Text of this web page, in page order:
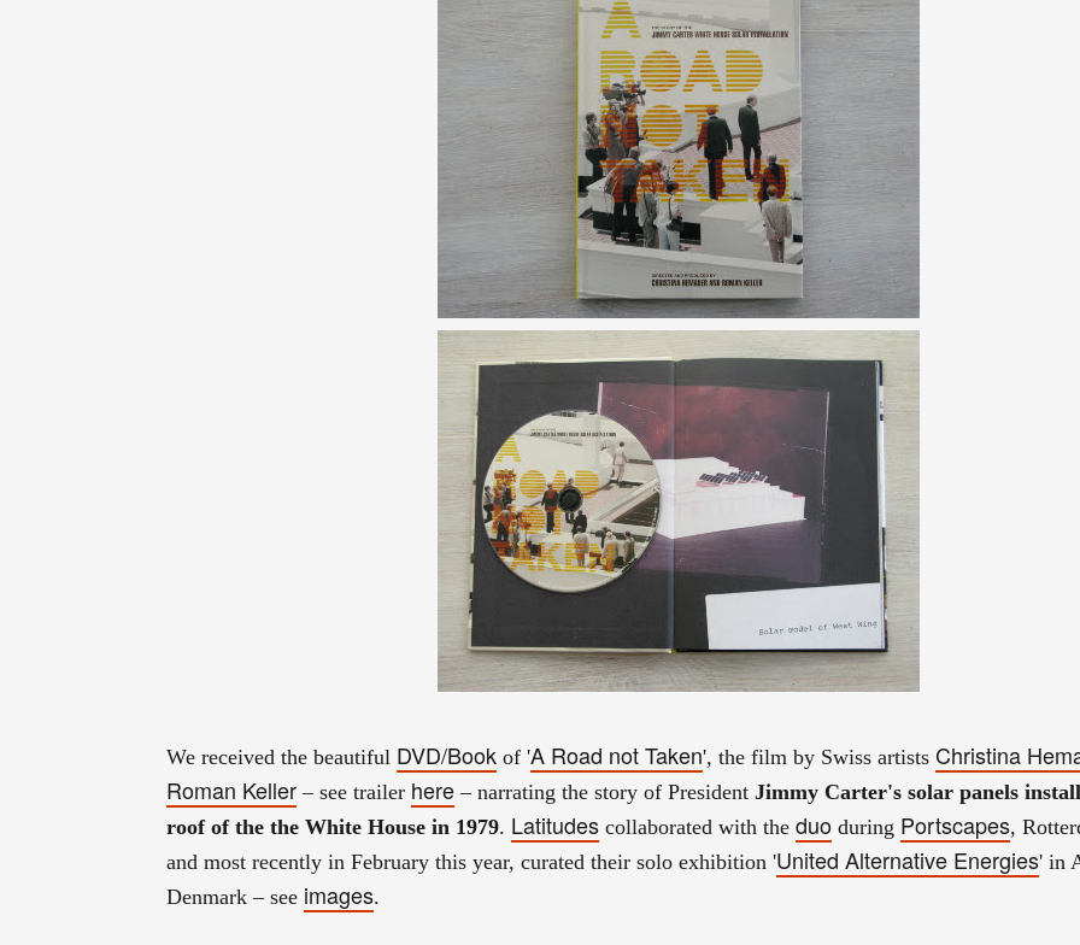
We received the beautiful DVD/Book of 'A Road not Taken', the film by Swiss artists Christina
Roman Keller – see trailer here – narrating the story of President Jimmy Carter's solar panels
roof of the the White House in 1979. Latitudes collaborated with the duo during Portscapes,
and most recently in February this year, curated their solo exhibition 'United Alternative Energies' in
Denmark – see images.